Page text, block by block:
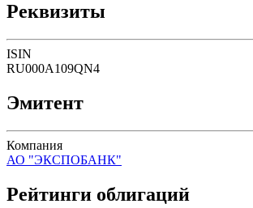
Реквизиты
ISIN
RU000A109QN4
Эмитент
Компания
АО "ЭКСПОБАНК"
Рейтинги облигаций